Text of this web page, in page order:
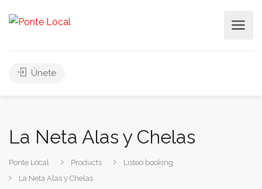
Únete
La Neta Alas y Chelas
Ponte Local Products
Listeo booking
La Neta Alas y Chelas